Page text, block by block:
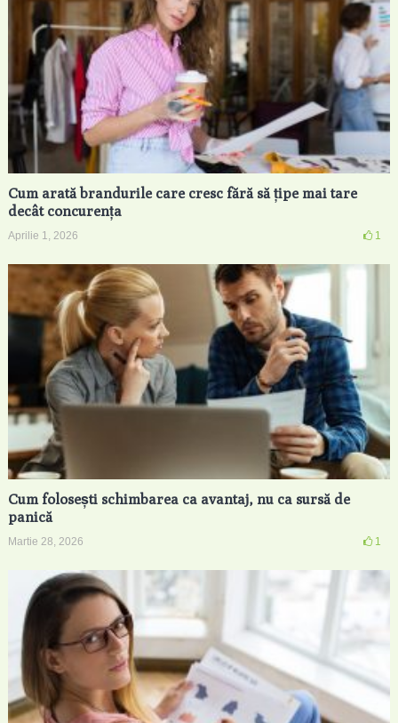
Cum arată brandurile care cresc fără să țipe mai tare
decât concurența
Aprilie 1, 2026 1
Cum folosești schimbarea ca avantaj, nu ca sursă de
panică
Martie 28, 2026 1